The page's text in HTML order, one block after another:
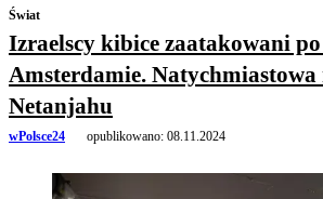
Świat
Izraelscy kibice zaatakowani
Amsterdamie. Natychmiastowa
Netanjahu
wPolsce24 opublikowano: 08.11.2024